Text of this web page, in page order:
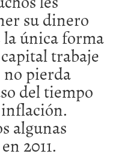
su dinero
la única forma
trabaje
no pierda
del tiempo
algunas
2011.